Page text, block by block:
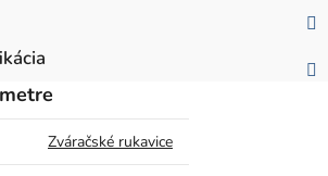
Zváračské rukavice